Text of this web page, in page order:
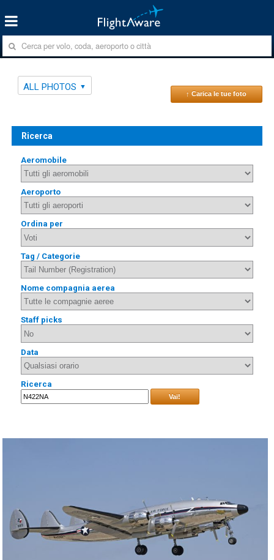
ALL PHOTOS
↑ Carica le tue foto
Ricerca
Aeromobile
Aeroporto
Ordina per
Tag / Categorie
Nome compagnia aerea
Staff picks
Data
Ricerca
Vai!